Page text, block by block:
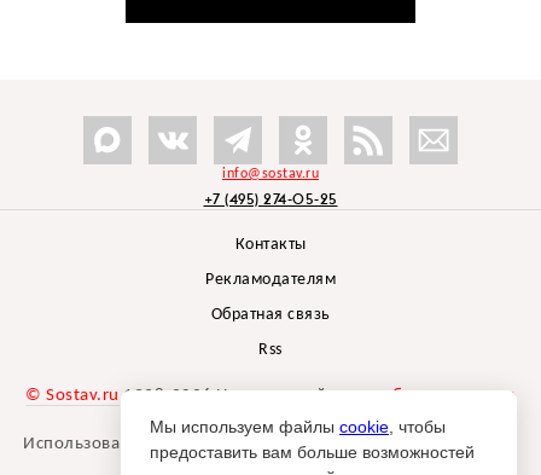
info@sostav.ru
+7 (495) 274-05-25
Контакты
Рекламодателям
Обратная связь
Rss
© Sostav.ru 1998-2026 Независимый проектбрендингового
агентства Depot
Использование материалов Sostav.ru допустимо только при
указании источника.
Мы используем файлы cookie , чтобы
предоставить вам больше возможностей